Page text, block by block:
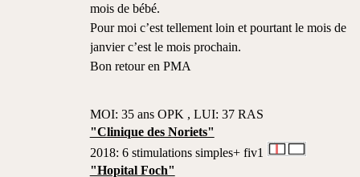
mois de bébé.
Pour moi c’est tellement loin et pourtant le mois de
janvier c’est le mois prochain.
Bon retour en PMA
MOI: 35 ans OPK , LUI: 37 RAS
"Clinique des Noriets"
2018: 6 stimulations simples+ fiv1
"Hopital Foch"